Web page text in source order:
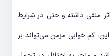
منفی داشته و حتی در شرایط
کم خوابی مزمن می‌تواند بر